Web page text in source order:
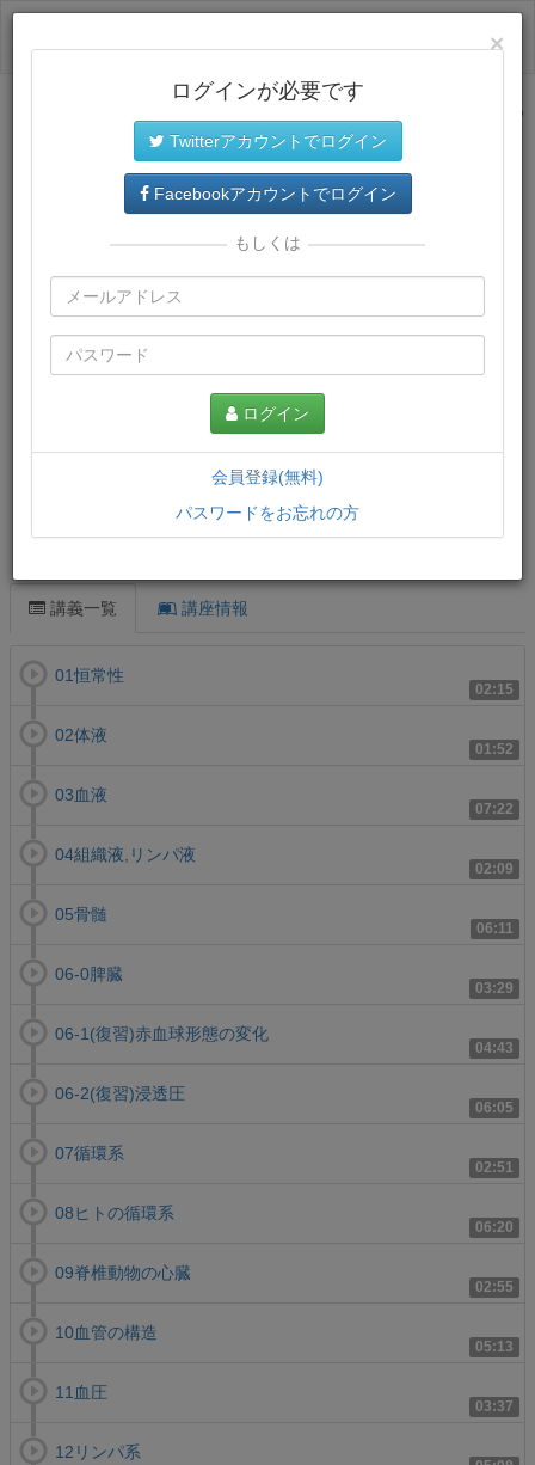
サイトトップに戻る
プレミアム会員では、教材がダウンロードでき、快適な動画
再生環境が提供されます。
講義一覧 講座情報
02:15
01恒常性
01:52
02体液
07:22
03血液
02:09
04組織液,リンパ液
06:11
05骨髄
03:29
06-0脾臓
04:43
06-1(復習)赤血球形態の変化
06:05
06-2(復習)浸透圧
02:51
07循環系
06:20
08ヒトの循環系
02:55
09脊椎動物の心臓
05:13
10血管の構造
03:37
11血圧
12リンパ系
×
ログインが必要です
Twitterアカウントでログイン
Facebookアカウントでログイン
もしくは
ログイン
会員登録(無料)
パスワードをお忘れの方